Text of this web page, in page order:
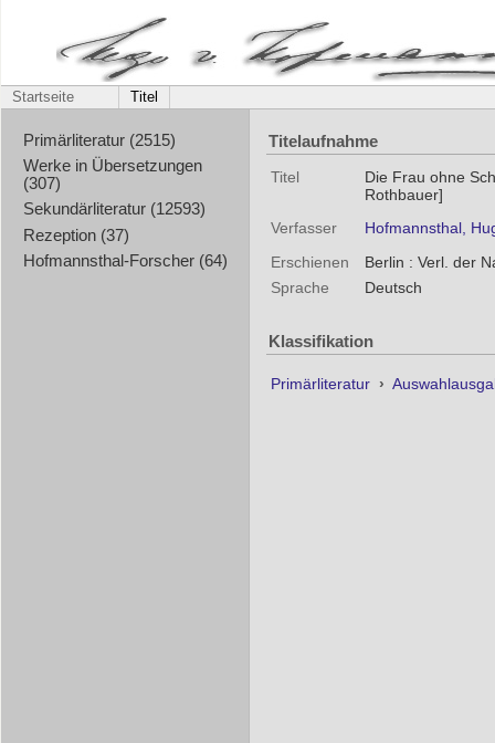
Startseite Titel
Primärliteratur (2515)
Werke in Übersetzungen
(307)
Sekundärliteratur (12593)
Rezeption (37)
Hofmannsthal-Forscher (64)
Titelaufnahme
Titel
Die Frau ohne
Rothbauer]
Verfasser
Hofmannsthal,
Erschienen
Berlin : Verl. der
Sprache
Deutsch
Klassifikation
Primärliteratur ›